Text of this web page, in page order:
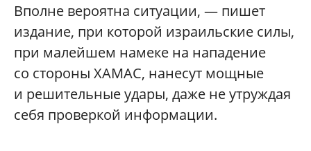
Вполне вероятна ситуации, — пишет
издание, при которой израильские силы,
при малейшем намеке на нападение
со стороны ХАМАС, нанесут мощные
и решительные удары, даже не утруждая
себя проверкой информации.